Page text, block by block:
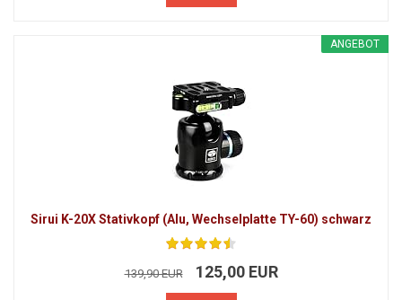
ANGEBOT
Sirui K-20X Stativkopf (Alu, Wechselplatte TY-60) schwarz
139,90 EUR 125,00 EUR